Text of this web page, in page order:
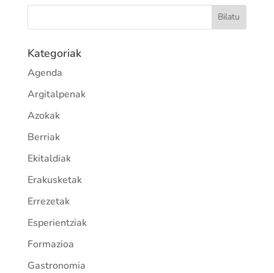
Kategoriak
Agenda
Argitalpenak
Azokak
Berriak
Ekitaldiak
Erakusketak
Errezetak
Esperientziak
Formazioa
Gastronomia